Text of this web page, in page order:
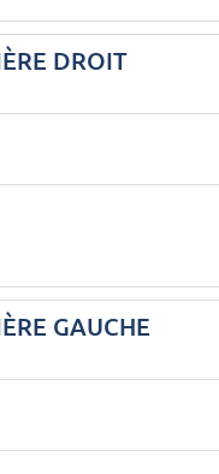
DROIT
GAUCHE